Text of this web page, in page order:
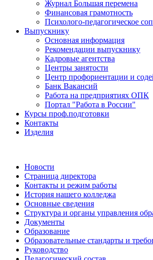
Журнал Большая перемена
Финансовая грамотность
Психолого-педагогическое
Выпускнику
Основная информация
Рекомендации выпускнику
Кадровые агентства
Центры занятости
Центр профориентации и
Банк Вакансий
Работа на предприятиях ОПК
Портал "Работа в России"
Курсы проф.подготовки
Контакты
Изделия
Новости
Страница директора
Контакты и режим работы
История нашего колледжа
Основные сведения
Структура и органы управления
Документы
Образование
Образовательные стандарты и
Руководство